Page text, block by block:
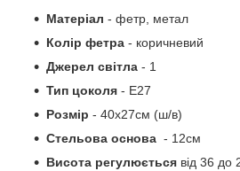
Матеріал - фетр, метал
Колір фетра - коричневий
Джерел світла - 1
Тип цоколя - Е27
Розмір - 40х27см (ш/в)
Стельова основа - 12см
Висота регулюється від 36 до